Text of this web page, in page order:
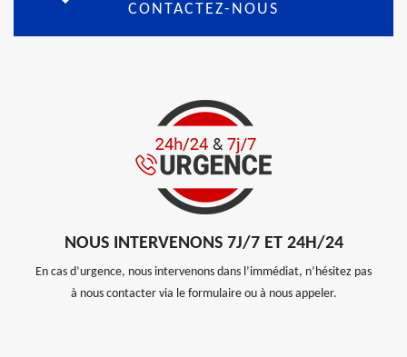
CONTACTEZ-NOUS
NOUS INTERVENONS 7J/7 ET 24H/24
En cas d’urgence, nous intervenons dans l’immédiat, n’hésitez pas
à nous contacter via le formulaire ou à nous appeler.